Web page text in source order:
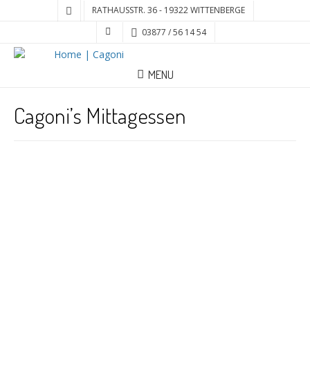
RATHAUSSTR. 36 - 19322 WITTENBERGE
03877 / 56 14 54
MENU
Cagoni’s Mittagessen